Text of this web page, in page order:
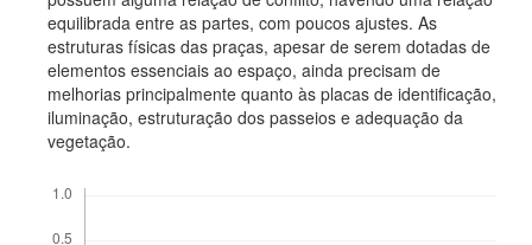
equilibrada entre as partes, com poucos ajustes. As
estruturas físicas das praças, apesar de serem dotadas de
elementos essenciais ao espaço, ainda precisam de
melhorias principalmente quanto às placas de identificação,
iluminação, estruturação dos passeios e adequação da
vegetação.